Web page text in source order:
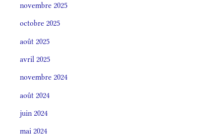
novembre 2025
octobre 2025
août 2025
avril 2025
novembre 2024
août 2024
juin 2024
mai 2024